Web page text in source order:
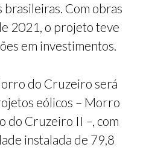
Com obras
2021, o projeto teve
em investimentos.
do Cruzeiro será
eólicos – Morro
do Cruzeiro II –, com
instalada de 79,8